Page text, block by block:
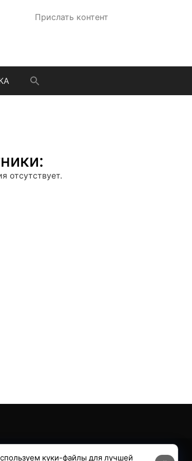
Прислать контент
отсутствует.
куки-файлы для лучшей